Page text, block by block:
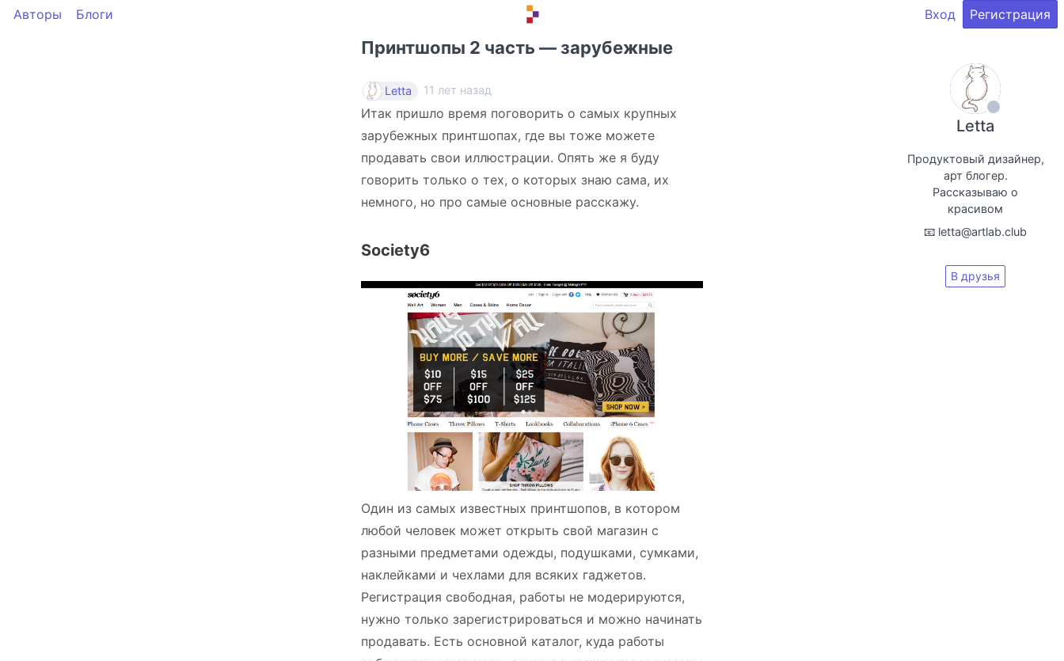
Авторы Блоги Вход Регистрация
Принтшопы 2 часть — зарубежные
Letta 11 лет назад
Итак пришло время поговорить о самых крупных
зарубежных принтшопах, где вы тоже можете
продавать свои иллюстрации. Опять же я буду
говорить только о тех, о которых знаю сама, их
немного, но про самые основные расскажу.
Society6
Один из самых известных принтшопов, в котором
любой человек может открыть свой магазин с
разными предметами одежды, подушками, сумками,
наклейками и чехлами для всяких гаджетов.
Регистрация свободная, работы не модерируются,
нужно только зарегистрироваться и можно начинать
продавать. Есть основной каталог, куда работы
Letta
Продуктовый дизайнер,
арт блогер.
Рассказываю о
красивом
📧 letta@artlab.club
В друзья